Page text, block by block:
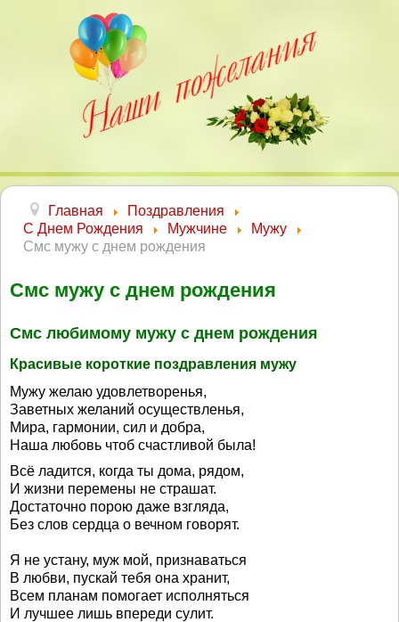
Главная
Поздравления
С Днем Рождения
Мужчине
Мужу
Смс мужу с днем рождения
Смс мужу с днем рождения
Смс любимому мужу с днем рождения
Красивые короткие поздравления мужу
Мужу желаю удовлетворенья,
Заветных желаний осуществленья,
Мира, гармонии, сил и добра,
Наша любовь чтоб счастливой была!
Всё ладится, когда ты дома, рядом,
И жизни перемены не страшат.
Достаточно порою даже взгляда,
Без слов сердца о вечном говорят.
Я не устану, муж мой, признаваться
В любви, пускай тебя она хранит,
Всем планам помогает исполняться
И лучшее лишь впереди сулит.